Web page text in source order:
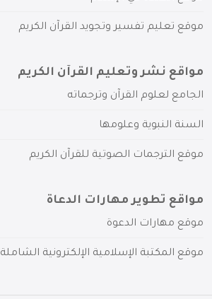
موقع تعليم تفسير وتجويد القرآن الكريم
مواقع نشر وتعليم القرآن الكريم
الجامع لعلوم القرآن وترجماته
السنة النبوية وعلومها
موقع الترجمات الصوتية للقرآن الكريم
مواقع تطوير مهارات الدعاة
موقع مهارات الدعوة
موقع المكتبة الإسلامية الإلكترونية الشاملة